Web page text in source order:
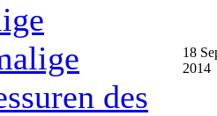
des
18
2014